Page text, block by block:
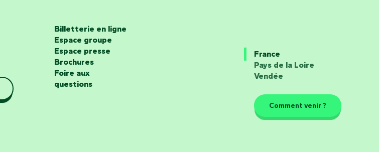
Billetterie en ligne
Espace groupe
Espace presse
Brochures
Foire aux
questions
France
Pays de la Loire
Vendée
Comment venir ?